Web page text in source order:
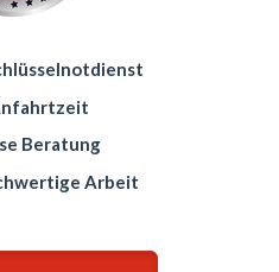
Beratung
Arbeit